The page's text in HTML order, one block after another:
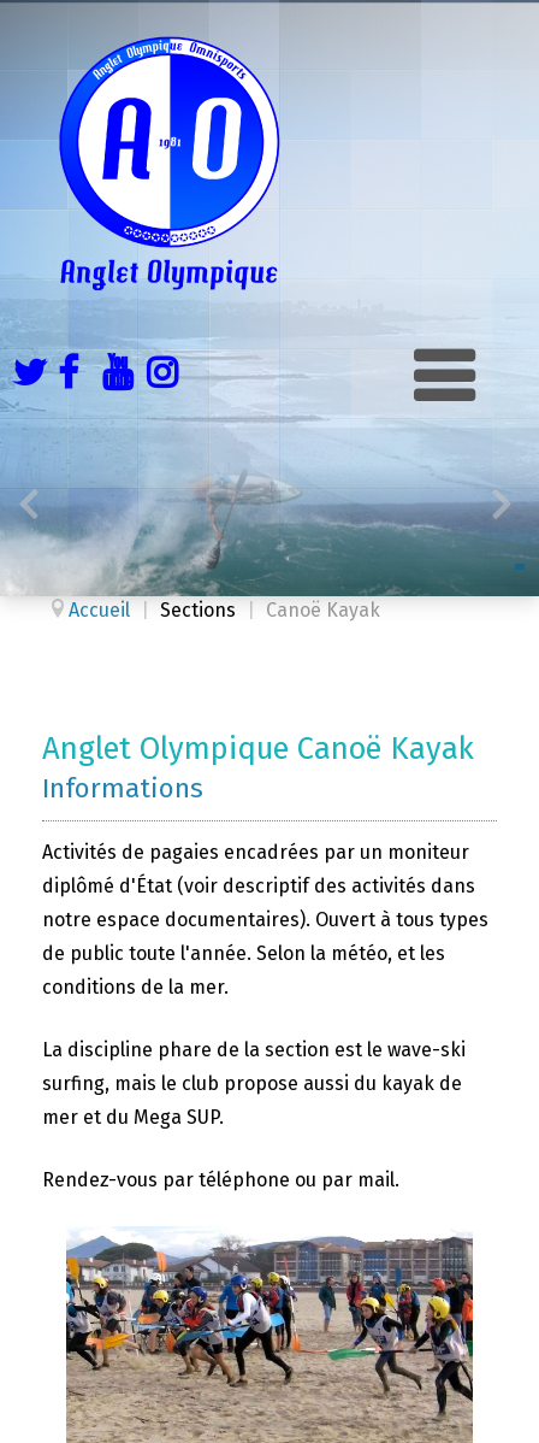
Accueil Sections Canoë Kayak
Anglet Olympique Canoë Kayak
Informations
Activités de pagaies encadrées par un moniteur
diplômé d'État (voir descriptif des activités dans
notre espace documentaires). Ouvert à tous types
de public toute l'année. Selon la météo, et les
conditions de la mer.
La discipline phare de la section est le wave-ski
surfing, mais le club propose aussi du kayak de
mer et du Mega SUP.
Rendez-vous par téléphone ou par mail.